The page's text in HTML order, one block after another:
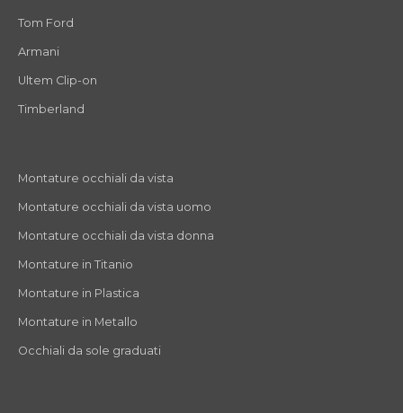
Tom Ford
Armani
Ultem Clip-on
Timberland
Montature occhiali da vista
Montature occhiali da vista uomo
Montature occhiali da vista donna
Montature in Titanio
Montature in Plastica
Montature in Metallo
Occhiali da sole graduati